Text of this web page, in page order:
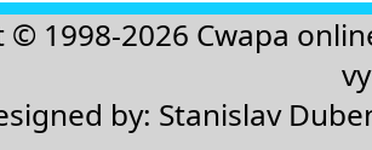
© 1998-2026 Cwapa
by: Stanislav